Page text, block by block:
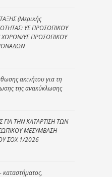
(Μερικής
ΥΕ ΠΡΟΣΩΠΙΚΟΥ
ΧΩΡΩΝ/ΥΕ ΠΡΟΣΩΠΙΚΟΥ
ακινήτου για τη
της ανακύκλωσης
ΤΗΝ ΚΑΤΑΡΤΙΣΗ ΤΩΝ
ΜΕΣΥΜΒΑΣΗ
ΣΟΧ 1/2026
καταστήματος,